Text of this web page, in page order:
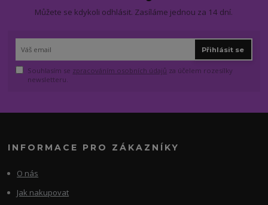
Můžete se kdykoli odhlásit. Zasíláme jednou za 14 dní.
Přihlásit se
Souhlasím se zpracováním osobních údajů za účelem rozesílky
newsletteru.
INFORMACE PRO ZÁKAZNÍKY
O nás
Jak nakupovat